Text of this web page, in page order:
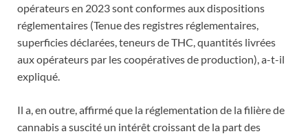
opérateurs en 2023 sont conformes aux dispositions
réglementaires (Tenue des registres réglementaires,
superficies déclarées, teneurs de THC, quantités livrées
aux opérateurs par les coopératives de production), a-t-il
expliqué.
Il a, en outre, affirmé que la réglementation de la filière de
cannabis a suscité un intérêt croissant de la part des